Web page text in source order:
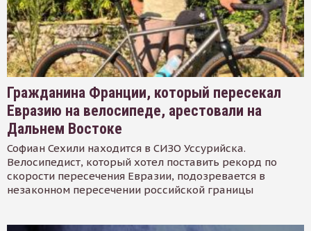
Гражданина Франции, который пересекал
Евразию на велосипеде, арестовали на
Дальнем Востоке
Софиан Сехили находится в СИЗО Уссурийска.
Велосипедист, который хотел поставить рекорд по
скорости пересечения Евразии, подозревается в
незаконном пересечении российской границы